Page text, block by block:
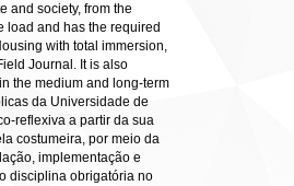
and society, from the
load and has the required
with total immersion,
Journal. It is also
the medium and long-term
da Universidade de
reflexiva a partir da sua
costumeira, por meio da
implementação e
disciplina obrigatória no